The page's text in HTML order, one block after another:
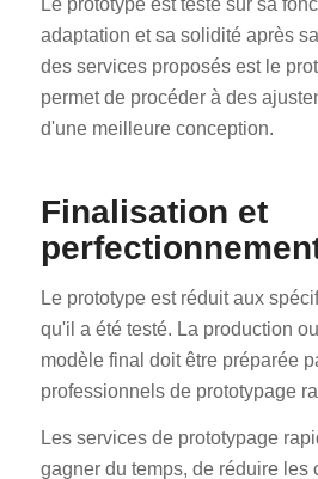
Le prototype est testé sur sa
adaptation et sa solidité après
des services proposés est le
permet de procéder à des
d'une meilleure conception.
Finalisation et
Le prototype est réduit aux
qu'il a été testé. La production
modèle final doit être préparée
professionnels de prototypage
Les services de prototypage
gagner du temps, de réduire les